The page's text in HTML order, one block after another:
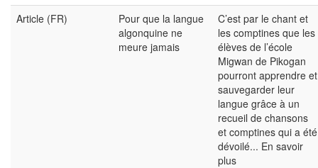
Article (FR)
Pour que la langue
algonquine ne
meure jamais
C’est par le chant et
les comptines que les
élèves de l’école
Migwan de Pikogan
pourront apprendre et
sauvegarder leur
langue grâce à un
recueil de chansons
et comptines qui a été
dévoilé... En savoir
plus